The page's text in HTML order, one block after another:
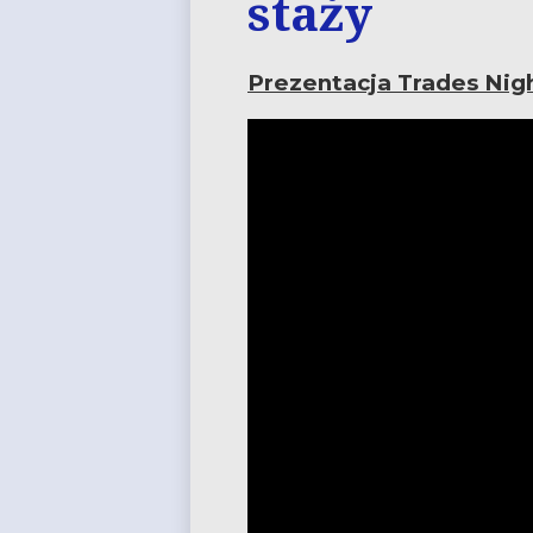
Prezentacja Trades